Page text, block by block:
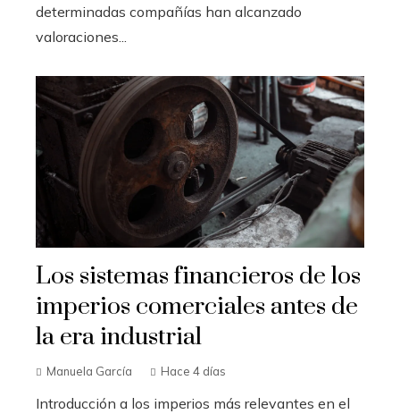
determinadas compañías han alcanzado
valoraciones...
Los sistemas financieros de los
imperios comerciales antes de
la era industrial
Manuela García Hace 4 días
Introducción a los imperios más relevantes en el